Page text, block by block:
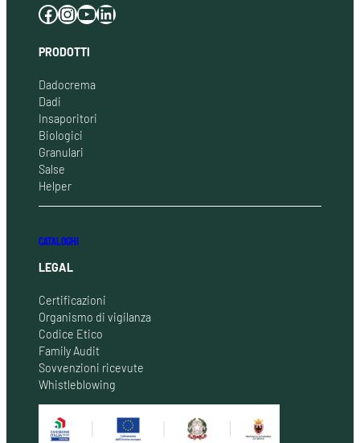
Facebook Instagram YouTube LinkedIn
PRODOTTI
Dadocrema
Dadi
Insaporitori
Biologici
Granulari
Salse
Helper
CATALOGHI
LEGAL
Certificazioni
Organismo di vigilanza
Codice Etico
Family Audit
Sovvenzioni ricevute
Whistleblowing